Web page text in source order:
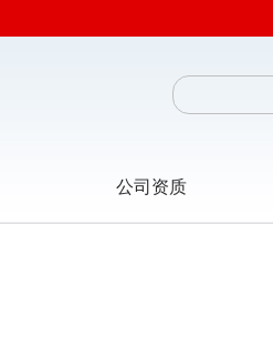
公司资质